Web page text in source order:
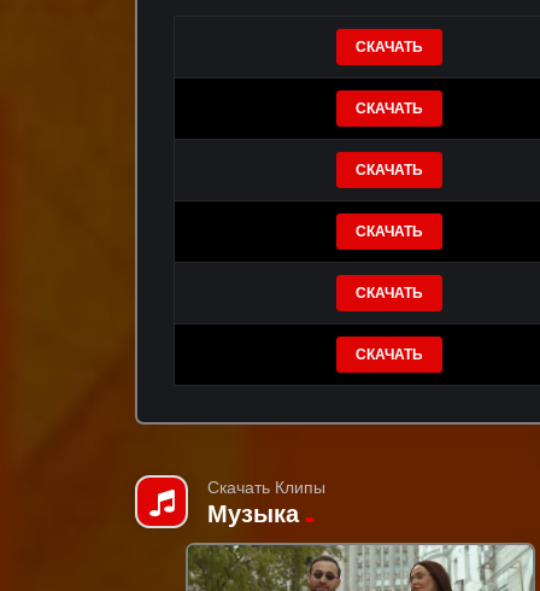
СКАЧАТЬ
СКАЧАТЬ
СКАЧАТЬ
СКАЧАТЬ
СКАЧАТЬ
СКАЧАТЬ
Скачать Клипы
Музыка